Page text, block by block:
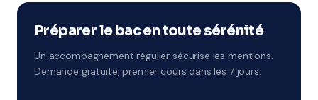
se déplace directement dans votre quartier.
Préparer le bac en toute sérénité
Un accompagnement régulier sécurise les mentions.
Demande gratuite, premier cours dans les 7 jours.